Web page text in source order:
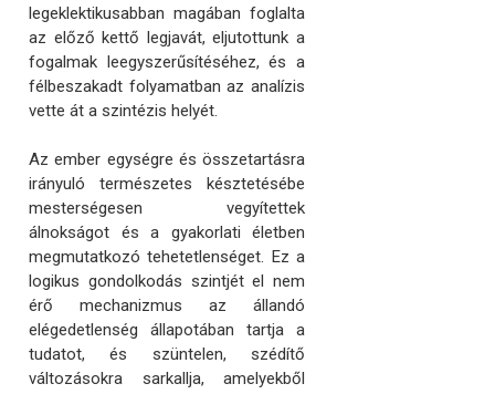
legeklektikusabban magában foglalta
az előző kettő legjavát, eljutottunk a
fogalmak leegyszerűsítéséhez, és a
félbeszakadt folyamatban az analízis
vette át a szintézis helyét.
Az ember egységre és összetartásra
irányuló természetes késztetésébe
mesterségesen vegyítettek
álnokságot és a gyakorlati életben
megmutatkozó tehetetlenséget. Ez a
logikus gondolkodás szintjét el nem
érő mechanizmus az állandó
elégedetlenség állapotában tartja a
tudatot, és szüntelen, szédítő
változásokra sarkallja, amelyekből